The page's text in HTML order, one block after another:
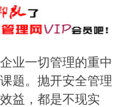
业一切管理的重中
题。抛开安全管理
益，都是不现实